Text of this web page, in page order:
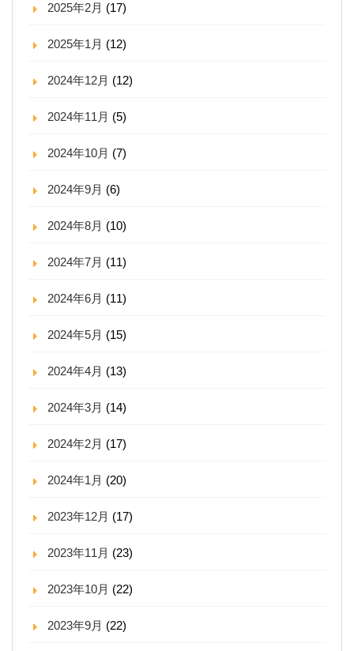
2025年2月 (17)
2025年1月 (12)
2024年12月 (12)
2024年11月 (5)
2024年10月 (7)
2024年9月 (6)
2024年8月 (10)
2024年7月 (11)
2024年6月 (11)
2024年5月 (15)
2024年4月 (13)
2024年3月 (14)
2024年2月 (17)
2024年1月 (20)
2023年12月 (17)
2023年11月 (23)
2023年10月 (22)
2023年9月 (22)